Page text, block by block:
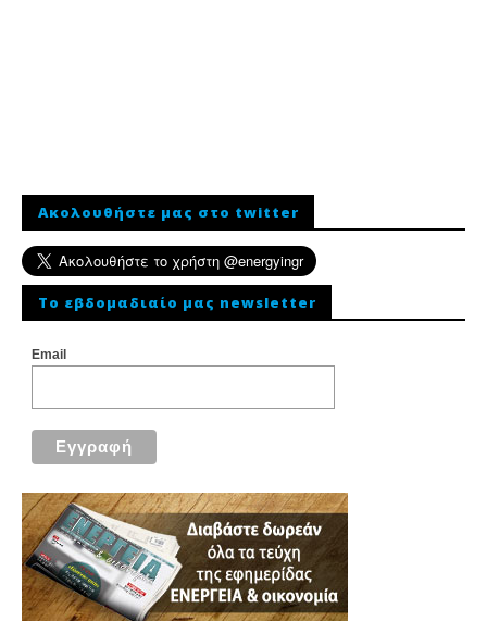
Ακολουθήστε μας στο twitter
To εβδομαδιαίο μας newsletter
Email